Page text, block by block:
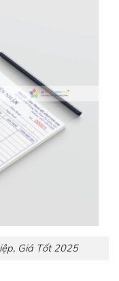
Giá Tốt 2025